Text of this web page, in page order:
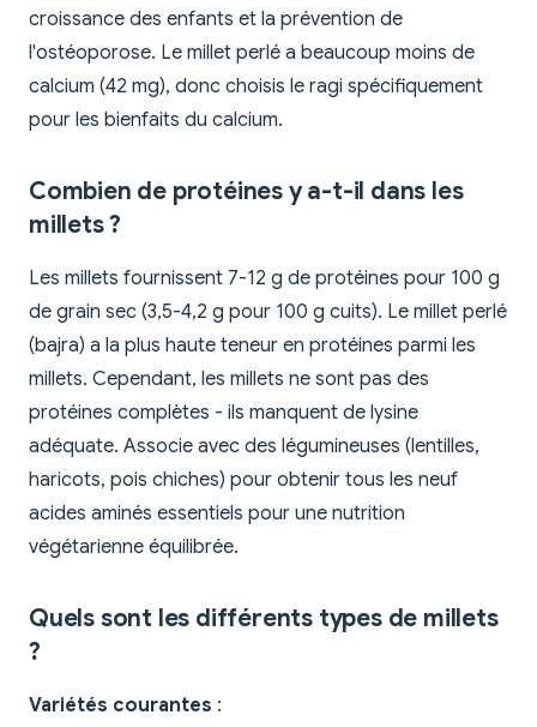
croissance des enfants et la prévention de
l'ostéoporose. Le millet perlé a beaucoup moins de
calcium (42 mg), donc choisis le ragi spécifiquement
pour les bienfaits du calcium.
Combien de protéines y a-t-il dans les
millets ?
Les millets fournissent 7-12 g de protéines pour 100 g
de grain sec (3,5-4,2 g pour 100 g cuits). Le millet perlé
(bajra) a la plus haute teneur en protéines parmi les
millets. Cependant, les millets ne sont pas des
protéines complètes - ils manquent de lysine
adéquate. Associe avec des légumineuses (lentilles,
haricots, pois chiches) pour obtenir tous les neuf
acides aminés essentiels pour une nutrition
végétarienne équilibrée.
Quels sont les différents types de millets
?
Variétés courantes :